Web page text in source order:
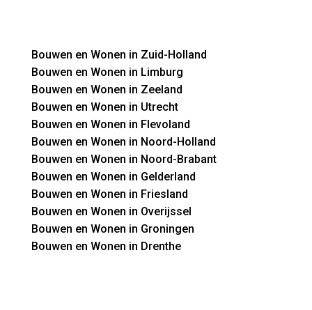
Bouwen en Wonen in Zuid-Holland
Bouwen en Wonen in Limburg
Bouwen en Wonen in Zeeland
Bouwen en Wonen in Utrecht
Bouwen en Wonen in Flevoland
Bouwen en Wonen in Noord-Holland
Bouwen en Wonen in Noord-Brabant
Bouwen en Wonen in Gelderland
Bouwen en Wonen in Friesland
Bouwen en Wonen in Overijssel
Bouwen en Wonen in Groningen
Bouwen en Wonen in Drenthe